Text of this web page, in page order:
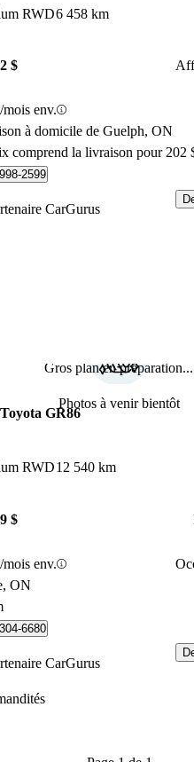
RWD6 458 km
$
env.
à domicile de Guelph, ON
comprend la livraison pour 202
2599
CarGurus
cette annonceGros plan en préparation...
Photos à venir bientôt
GR86
RWD12 540 km
$
env.
ON
6680
CarGurus